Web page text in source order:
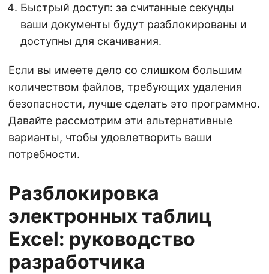
Быстрый доступ: за считанные секунды
ваши документы будут разблокированы и
доступны для скачивания.
Если вы имеете дело со слишком большим
количеством файлов, требующих удаления
безопасности, лучше сделать это программно.
Давайте рассмотрим эти альтернативные
варианты, чтобы удовлетворить ваши
потребности.
Разблокировка
электронных таблиц
Excel: руководство
разработчика